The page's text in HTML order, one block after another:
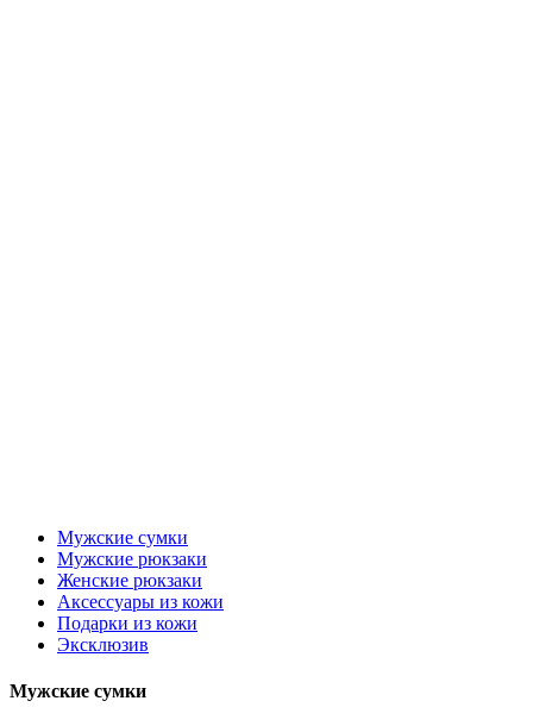
Мужские сумки
Мужские рюкзаки
Женские рюкзаки
Аксессуары из кожи
Подарки из кожи
Эксклюзив
Мужские сумки